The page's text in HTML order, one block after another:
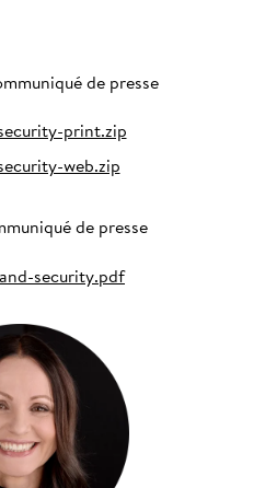
de presse
print.zip
web.zip
de presse
security.pdf